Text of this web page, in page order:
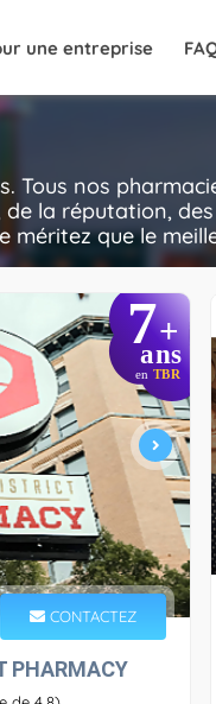
une entreprise
Tous nos
la réputation,
méritez que le
7+
ans
en TBR
CONTACTEZ
PHARMACY